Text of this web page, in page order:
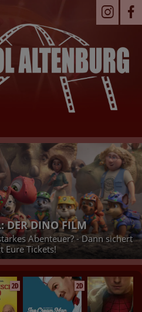
DER DINO FILM
Abenteuer? - Dann sichert
Eure Tickets!
2D 2D